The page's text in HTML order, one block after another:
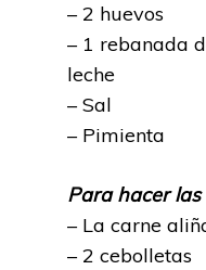
– 2 huevos
– 1 rebanada
leche
– Sal
– Pimienta
Para hacer
– La carne
– 2 cebolletas